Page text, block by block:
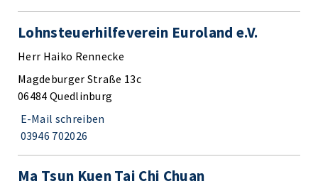
Lohnsteuerhilfeverein Euroland e.V.
Herr Haiko Rennecke
Magdeburger Straße 13c
06484 Quedlinburg
E-Mail schreiben
03946 702026
Ma Tsun Kuen Tai Chi Chuan